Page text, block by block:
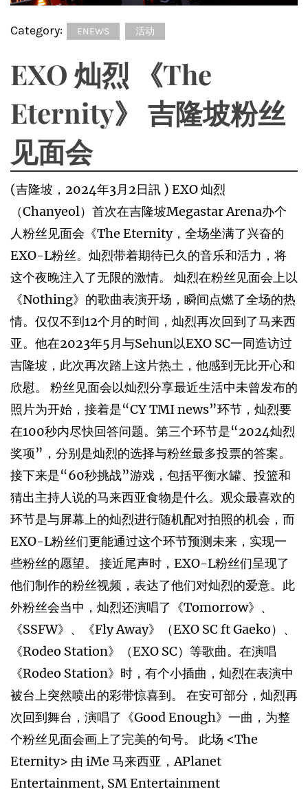
Category: ENEWS 活动
EXO 灿烈 《The
Eternity》 吉隆坡粉丝
见面会
(吉隆坡，2024年3月2日訊 ) EXO 灿烈
（Chanyeol）首次在吉隆坡Megastar Arena办个
人粉丝见面会《The Eternity，全场坐满了兴奋的
EXO-L粉丝。灿烈带着期待已久的音乐和活力，将
这个夜晚注入了无限的激情。 灿烈在粉丝见面会上以
《Nothing》的歌曲表演开场，瞬间点燃了全场的热
情。仅仅不到12个月的时间，灿烈再次回到了马来西
亚。他在2023年5月与Sehun以EXO SC一同造访过
吉隆坡，此次再次踏上这片热土，他感到无比开心和
欣慰。 粉丝见面会以灿烈分享最近生活中未曾发布的
照片为开始，接着是“CY TMI news”环节，灿烈要
在100秒内尽快回答问题。第三个环节是“2024灿烈
奖项”，分别是灿烈的选择与粉丝最多投票的答案。
接下来是“60秒挑战”游戏，包括平衡水罐、投篮和
猜出主持人说的马来西亚食物是什么。观众最喜欢的
环节是与屏幕上的灿烈进行随机配对拍照的机会，而
EXO-L粉丝们更能通过这个环节预测未来，实现一
些粉丝的愿望。 接近尾声时，EXO-L粉丝们呈现了
他们制作的粉丝视频，表达了他们对灿烈的爱意。此
外粉丝会当中，灿烈还演唱了《Tomorrow》、
《SSFW》、《Fly Away》（EXO SC ft Gaeko）、
《Rodeo Station》（EXO SC）等歌曲。在演唱
《Rodeo Station》时，有个小插曲，灿烈在表演中
被台上突然喷出的彩带惊喜到。 在安可部分，灿烈再
次回到舞台，演唱了《Good Enough》一曲，为整
个粉丝见面会画上了完美的句号。 此场 <The
Eternity> 由 iMe 马来西亚，APlanet
Entertainment, SM Entertainment